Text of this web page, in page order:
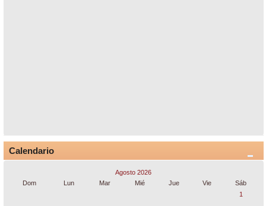
Calendario
Agosto 2026
Dom
Lun Mar Mié Jue Vie
Sáb
1